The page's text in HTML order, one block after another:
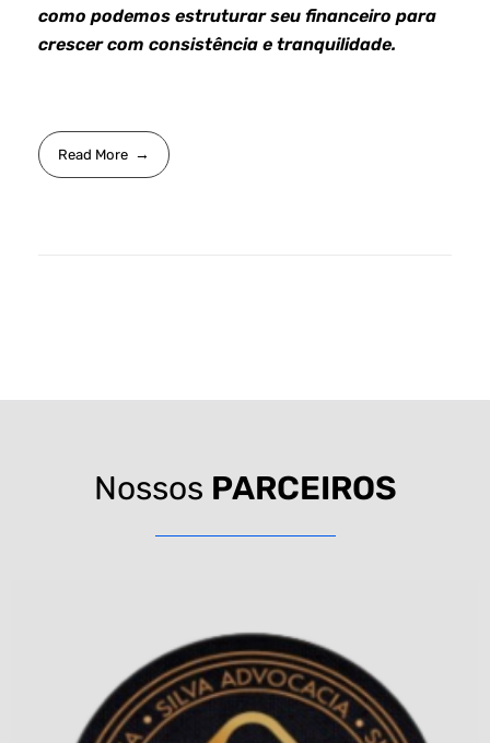
como podemos estruturar seu financeiro para
crescer com consistência e tranquilidade.
Read More
Nossos PARCEIROS